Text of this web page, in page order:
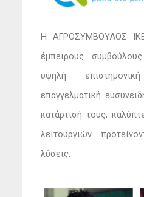
H ΑΓΡΟΣΥΜΒΟΥΛΟΣ
έμπειρους
υψηλή
επαγγελματική
κατάρτισή τους,
λειτουργιών
λύσεις.